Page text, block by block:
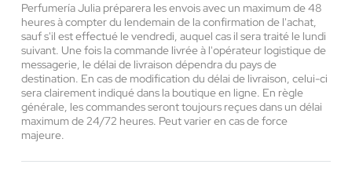
Perfumería Julia préparera les envois avec un maximum de 48
heures à compter du lendemain de la confirmation de l'achat,
sauf s'il est effectué le vendredi, auquel cas il sera traité le lundi
suivant. Une fois la commande livrée à l'opérateur logistique de
messagerie, le délai de livraison dépendra du pays de
destination. En cas de modification du délai de livraison, celui-ci
sera clairement indiqué dans la boutique en ligne. En règle
générale, les commandes seront toujours reçues dans un délai
maximum de 24/72 heures. Peut varier en cas de force
majeure.